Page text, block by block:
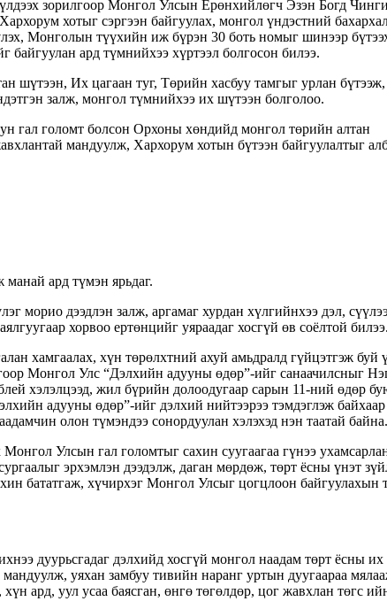
зорилгоор Монгол Улсын Ерөнхийлөгч Эзэн Богд
хотыг сэргээн байгуулах, монгол үндэстний
Монголын түүхийн иж бүрэн 30 боть номыг шинээр
байгуулан ард түмнийхээ хүртээл болгосон билээ.
шүтээн, Их цагаан туг, Төрийн хасбуу тамгыг урлан
залж, монгол түмнийхээ их шүтээн болголоо.
гал голомт болсон Орхоны хөндийд монгол төрийн алтан
мандуулж, Хархорум хотын бүтээн байгуулалтыг
ард түмэн ярьдаг.
морио дээдлэн залж, аргамаг хурдан хүлгийнхээ дэл,
хорвоо ертөнцийг уяраадаг хосгүй өв соёлтой билээ.
хамгаалах, хүн төрөлхтний ахуй амьдралд гүйцэтгэж буй
Монгол Улс “Дэлхийн адууны өдөр”-ийг санаачилсныг
хэлэлцээд, жил бүрийн долоодугаар сарын 11-ний өдөр
адууны өдөр”-ийг дэлхий нийтээрээ тэмдэглэж байхаар
олон түмэндээ сонордуулан хэлэхэд нэн таатай байна.
Улсын гал голомтыг сахин суугаагаа гүнээ
эрхэмлэн дээдэлж, даган мөрдөж, төрт ёсны үнэт
бататгаж, хүчирхэг Монгол Улсыг цогцлоон байгуулахын
дуурьсгадаг дэлхийд хосгүй монгол наадам төрт ёсны
мандуулж, уяхан замбуу тивийн наранг уртын дуугаараа
ард, уул усаа баясган, өнгө төгөлдөр, цог жавхлан төгс